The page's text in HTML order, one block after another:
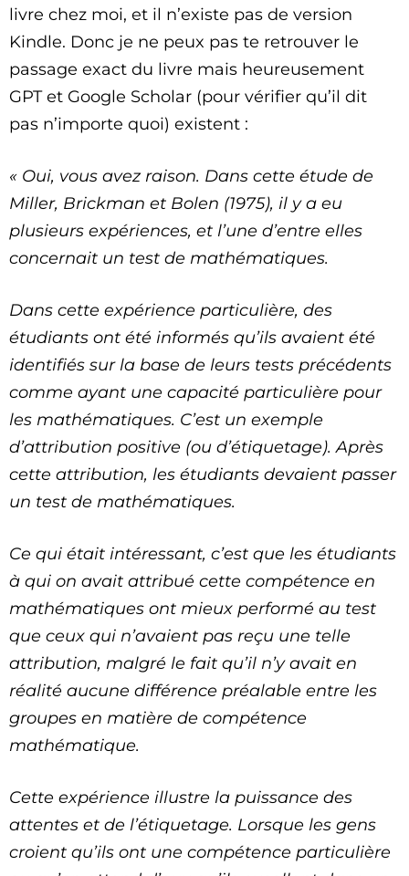
livre chez moi, et il n’existe pas de version
Kindle. Donc je ne peux pas te retrouver le
passage exact du livre mais heureusement
GPT et Google Scholar (pour vérifier qu’il dit
pas n’importe quoi) existent :
« Oui, vous avez raison. Dans cette étude de
Miller, Brickman et Bolen (1975), il y a eu
plusieurs expériences, et l’une d’entre elles
concernait un test de mathématiques.
Dans cette expérience particulière, des
étudiants ont été informés qu’ils avaient été
identifiés sur la base de leurs tests précédents
comme ayant une capacité particulière pour
les mathématiques. C’est un exemple
d’attribution positive (ou d’étiquetage). Après
cette attribution, les étudiants devaient passer
un test de mathématiques.
Ce qui était intéressant, c’est que les étudiants
à qui on avait attribué cette compétence en
mathématiques ont mieux performé au test
que ceux qui n’avaient pas reçu une telle
attribution, malgré le fait qu’il n’y avait en
réalité aucune différence préalable entre les
groupes en matière de compétence
mathématique.
Cette expérience illustre la puissance des
attentes et de l’étiquetage. Lorsque les gens
croient qu’ils ont une compétence particulière